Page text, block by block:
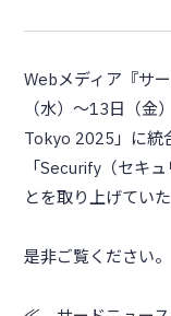
Webメディア『サ
（水）～13日（
Tokyo 2025」に統
「Securify（セキ
とを取り上げてい
是非ご覧ください。